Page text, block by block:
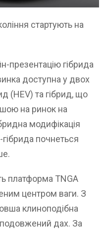
стартують на
презентацію гібрида
доступна у двох
(HEV) та гібрид, що
на ринок на
модифікація
почнеться
платформа TNGA
центром ваги. З
клиноподібна
дах. За